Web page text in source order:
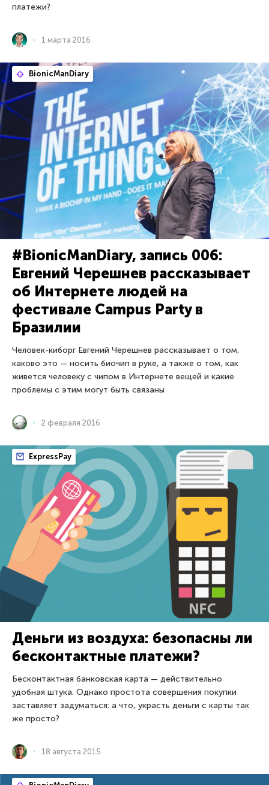
платежи?
1 марта 2016
BionicManDiary
#BionicManDiary, запись 006:
Евгений Черешнев рассказывает
об Интернете людей на
фестивале Campus Party в
Бразилии
Человек-киборг Евгений Черешнев рассказывает о том,
каково это — носить биочип в руке, а также о том, как
живется человеку с чипом в Интернете вещей и какие
проблемы с этим могут быть связаны
2 февраля 2016
ExpressPay
Деньги из воздуха: безопасны ли
бесконтактные платежи?
Бесконтактная банковская карта — действительно
удобная штука. Однако простота совершения покупки
заставляет задуматься: а что, украсть деньги с карты так
же просто?
18 августа 2015